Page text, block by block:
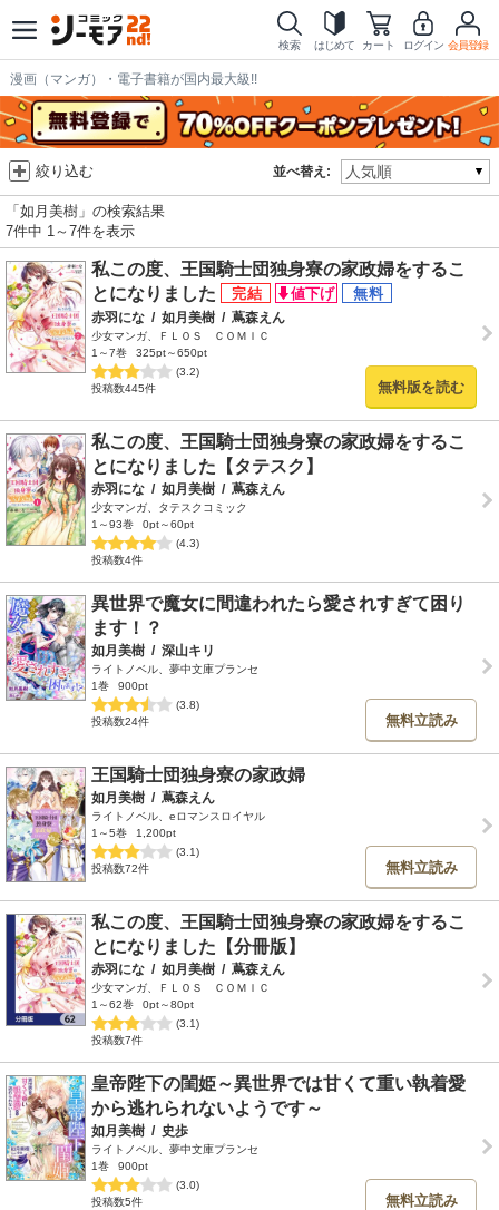
検索 はじめて カート ログイン 会員登録
漫画（マンガ）・電子書籍が国内最大級!!
並べ替え:
絞り込む
「如月美樹」の検索結果
7件中 1～7件を表示
私この度、王国騎士団独身寮の家政婦をするこ
とになりました
赤羽にな / 如月美樹 / 蔦森えん
少女マンガ、ＦＬＯＳ ＣＯＭＩＣ
1～7巻
325pt～650pt
(3.2)
投稿数445件
無料版を読む
私この度、王国騎士団独身寮の家政婦をするこ
とになりました【タテスク】
赤羽にな / 如月美樹 / 蔦森えん
少女マンガ、タテスクコミック
1～93巻
0pt～60pt
(4.3)
投稿数4件
異世界で魔女に間違われたら愛されすぎて困り
ます！？
如月美樹 / 深山キリ
ライトノベル、夢中文庫プランセ
1巻
900pt
(3.8)
投稿数24件
無料立読み
王国騎士団独身寮の家政婦
如月美樹 / 蔦森えん
ライトノベル、eロマンスロイヤル
1～5巻
1,200pt
(3.1)
投稿数72件
無料立読み
私この度、王国騎士団独身寮の家政婦をするこ
とになりました【分冊版】
赤羽にな / 如月美樹 / 蔦森えん
少女マンガ、ＦＬＯＳ ＣＯＭＩＣ
1～62巻
0pt～80pt
(3.1)
投稿数7件
皇帝陛下の閨姫～異世界では甘くて重い執着愛
から逃れられないようです～
如月美樹 / 史歩
ライトノベル、夢中文庫プランセ
1巻
900pt
(3.0)
投稿数5件
無料立読み